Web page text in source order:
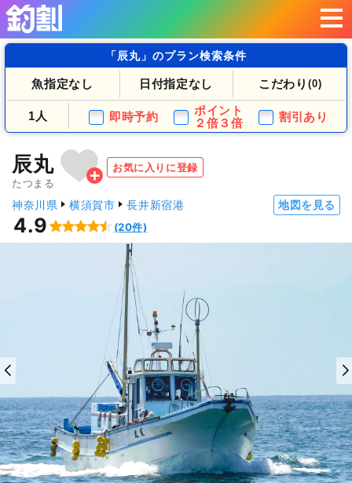
「辰丸」のプラン検索条件
魚指定なし 日付指定なし こだわり (0)
1人 即時予約
ポイント
２倍３倍
割引あり
辰丸
たつまる
お気に入りに登録
神奈川県 横須賀市 長井新宿港 地図を見る
4.9 (20件)